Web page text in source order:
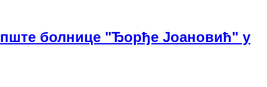
болнице "Ђорђе Јоановић" у